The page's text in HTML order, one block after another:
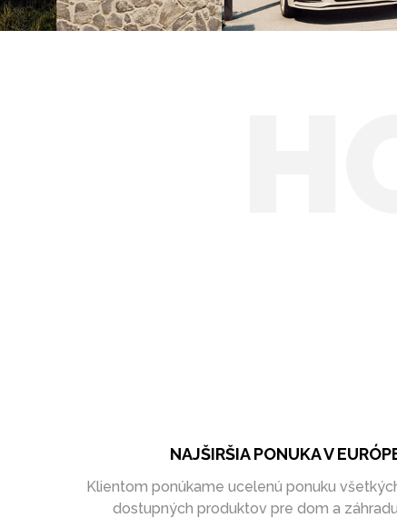
NAJŠIRŠIA PONUKA V
Klientom ponúkame ucelenú ponuku
dostupných produktov pre dom a